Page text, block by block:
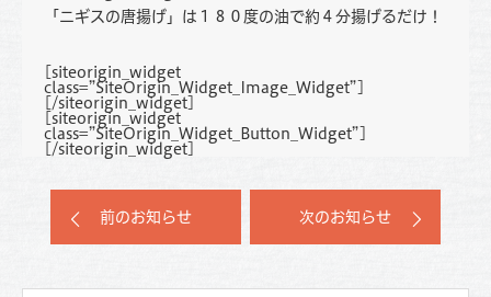
「ニギスの唐揚げ」は１８０度の油で約４分揚げるだけ！
[siteorigin_widget
class=”SiteOrigin_Widget_Image_Widget”]
[/siteorigin_widget]
[siteorigin_widget
class=”SiteOrigin_Widget_Button_Widget”]
[/siteorigin_widget]
前のお知らせ 次のお知らせ